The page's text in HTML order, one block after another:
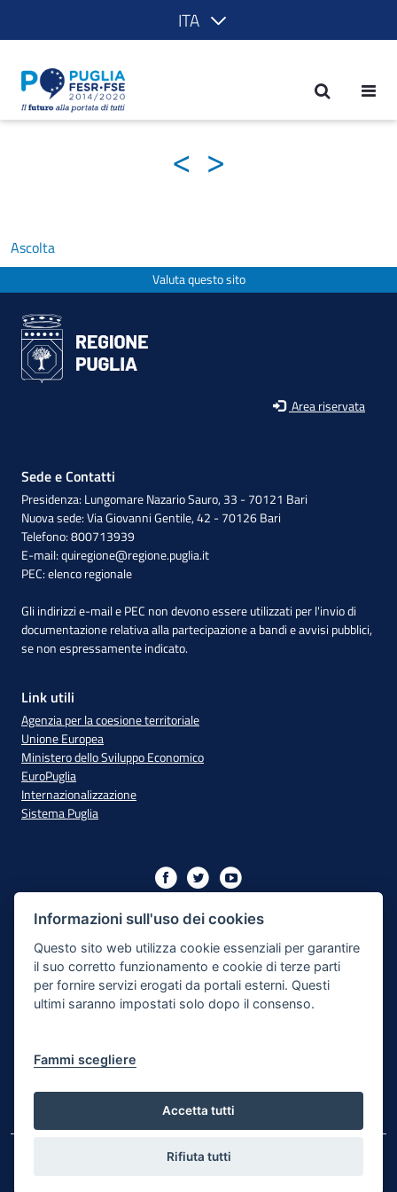
ITA
Galleria notizie - POR Puglia 2014-
< >
Ascolta
Valuta questo sito
Area riservata
Sede e Contatti
Presidenza: Lungomare Nazario Sauro, 33 - 70121 Bari
Nuova sede: Via Giovanni Gentile, 42 - 70126 Bari
Telefono: 800713939
E-mail:quiregione@regione.puglia.it
PEC:elenco regionale
Gli indirizzi e-mail e PEC non devono essere utilizzati per l'invio di
documentazione relativa alla partecipazione a bandi e avvisi pubblici,
se non espressamente indicato.
Link utili
Agenzia per la coesione territoriale
Unione Europea
Ministero dello Sviluppo Economico
EuroPuglia
Internazionalizzazione
Sistema Puglia
XIII
Dichiarazione di Accessibilità
Note Legali
© Regione Puglia
Informazioni sull'uso dei cookies
Questo sito web utilizza cookie essenziali per garantire
il suo corretto funzionamento e cookie di terze parti
per fornire servizi erogati da portali esterni. Questi
ultimi saranno impostati solo dopo il consenso.
Fammi scegliere
Accetta tutti
Rifiuta tutti